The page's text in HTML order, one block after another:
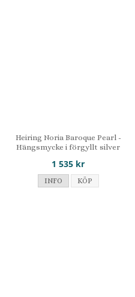
Heiring Noria Baroque Pearl -
Hängsmycke i förgyllt silver
1 535 kr
INFO KÖP